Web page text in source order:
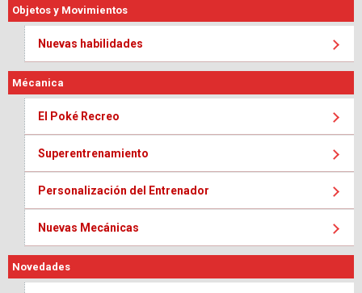
Objetos y Movimientos
Nuevas habilidades
Mécanica
El Poké Recreo
Superentrenamiento
Personalización del Entrenador
Nuevas Mecánicas
Novedades